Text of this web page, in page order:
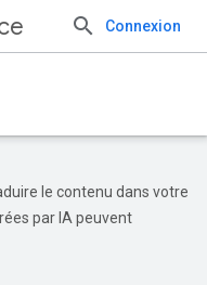
Connexion
le contenu dans votre
par IA peuvent